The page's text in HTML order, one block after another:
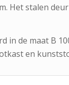
Het stalen
de maat B
en